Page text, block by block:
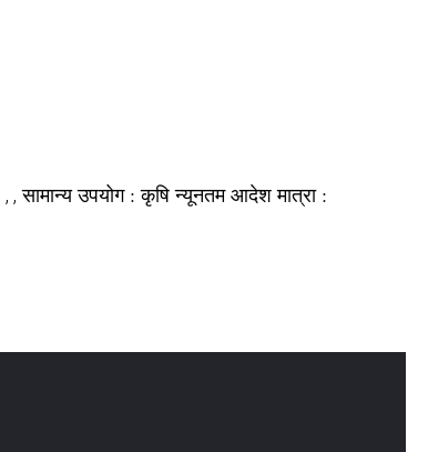
, , सामान्य उपयोग :कृषि न्यूनतम आदेश मात्रा :